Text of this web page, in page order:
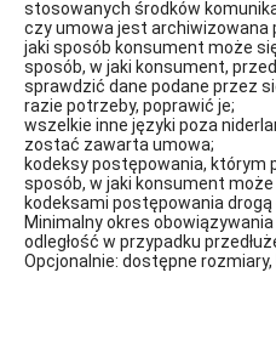
stosowanych środków
czy umowa jest archiwizowana
jaki sposób konsument może
sposób, w jaki konsument,
sprawdzić dane podane przez
razie potrzeby, poprawić je;
wszelkie inne języki poza
zostać zawarta umowa;
kodeksy postępowania, którym
sposób, w jaki konsument
kodeksami postępowania
Minimalny okres
odległość w przypadku
Opcjonalnie: dostępne rozmiary,